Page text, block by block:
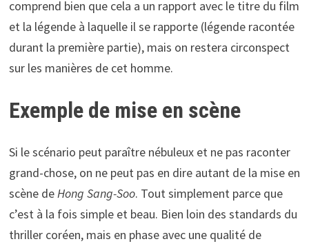
comprend bien que cela a un rapport avec le titre du film
et la légende à laquelle il se rapporte (légende racontée
durant la première partie), mais on restera circonspect
sur les manières de cet homme.
Exemple de mise en scène
Si le scénario peut paraître nébuleux et ne pas raconter
grand-chose, on ne peut pas en dire autant de la mise en
scène deHong Sang-Soo. Tout simplement parce que
c’est à la fois simple et beau. Bien loin des standards du
thriller coréen, mais en phase avec une qualité de